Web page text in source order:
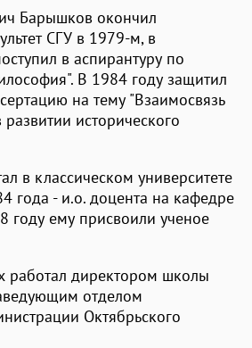
Барышков окончил
СГУ в 1979-м, в
в аспирантуру по
В 1984 году защитил
на тему "Взаимосвязь
исторического
в классическом университете
года - и.о. доцента на кафедре
году ему присвоили ученое
работал директором школы
отделом
Октябрьского